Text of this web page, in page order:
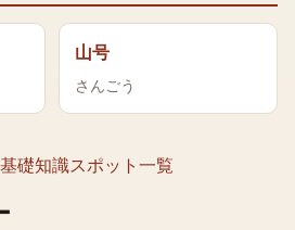
山号
さんごう
礎知識スポット一覧